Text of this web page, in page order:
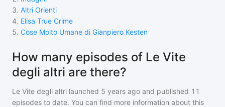
3. Altri Orienti
4. Elisa True Crime
5. Cose Molto Umane di Gianpiero Kesten
How many episodes of Le Vite
degli altri are there?
Le Vite degli altri launched 5 years ago and published 11
episodes to date. You can find more information about this